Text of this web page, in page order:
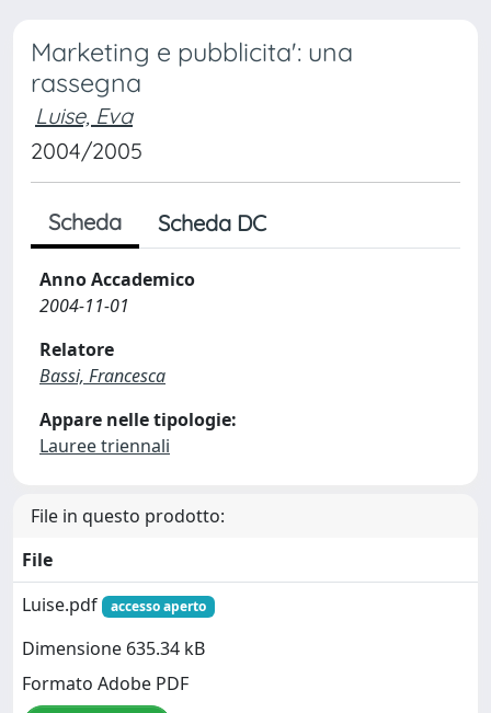
Marketing e pubblicita': una
rassegna
Luise, Eva
2004/2005
Scheda Scheda DC
Anno Accademico
2004-11-01
Relatore
Bassi, Francesca
Appare nelle tipologie:
Lauree triennali
File in questo prodotto:
File
Luise.pdf
accesso aperto
Dimensione 635.34 kB
Formato Adobe PDF